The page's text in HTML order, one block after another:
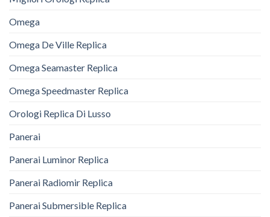
Omega
Omega De Ville Replica
Omega Seamaster Replica
Omega Speedmaster Replica
Orologi Replica Di Lusso
Panerai
Panerai Luminor Replica
Panerai Radiomir Replica
Panerai Submersible Replica